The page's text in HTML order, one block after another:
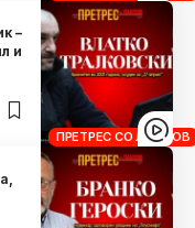
ПРЕТРЕС СО ЛАНДОВ
–
и